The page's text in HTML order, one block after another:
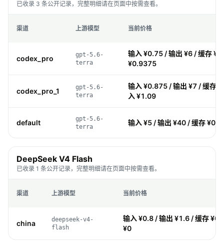
已收录 3 条公开记录，完整明细请在页面中按需查看。
渠道 上游模型 当前价格
codex_pro
gpt-5.6-
terra
输入 ¥0.75 / 输出 ¥6 / 缓存
¥0.9375
codex_pro_1
gpt-5.6-
terra
输入 ¥0.875 / 输出 ¥7 / 缓存
入 ¥1.09
default
gpt-5.6-
terra
输入 ¥5 / 输出 ¥40 / 缓存
DeepSeek V4 Flash
已收录 1 条公开记录，完整明细请在页面中按需查看。
渠道 上游模型 当前价格
china
deepseek-v4-
flash
输入 ¥0.8 / 输出 ¥1.6 / 缓存
¥0